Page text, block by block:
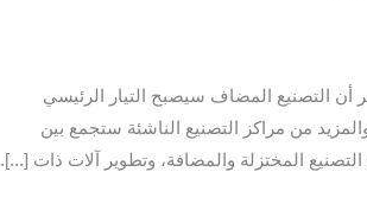
أن التصنيع المضاف سيصبح التيار الرئيسي
من مراكز التصنيع الناشئة ستجمع بين
المختزلة والمضافة، وتطوير آلات ذات [...].